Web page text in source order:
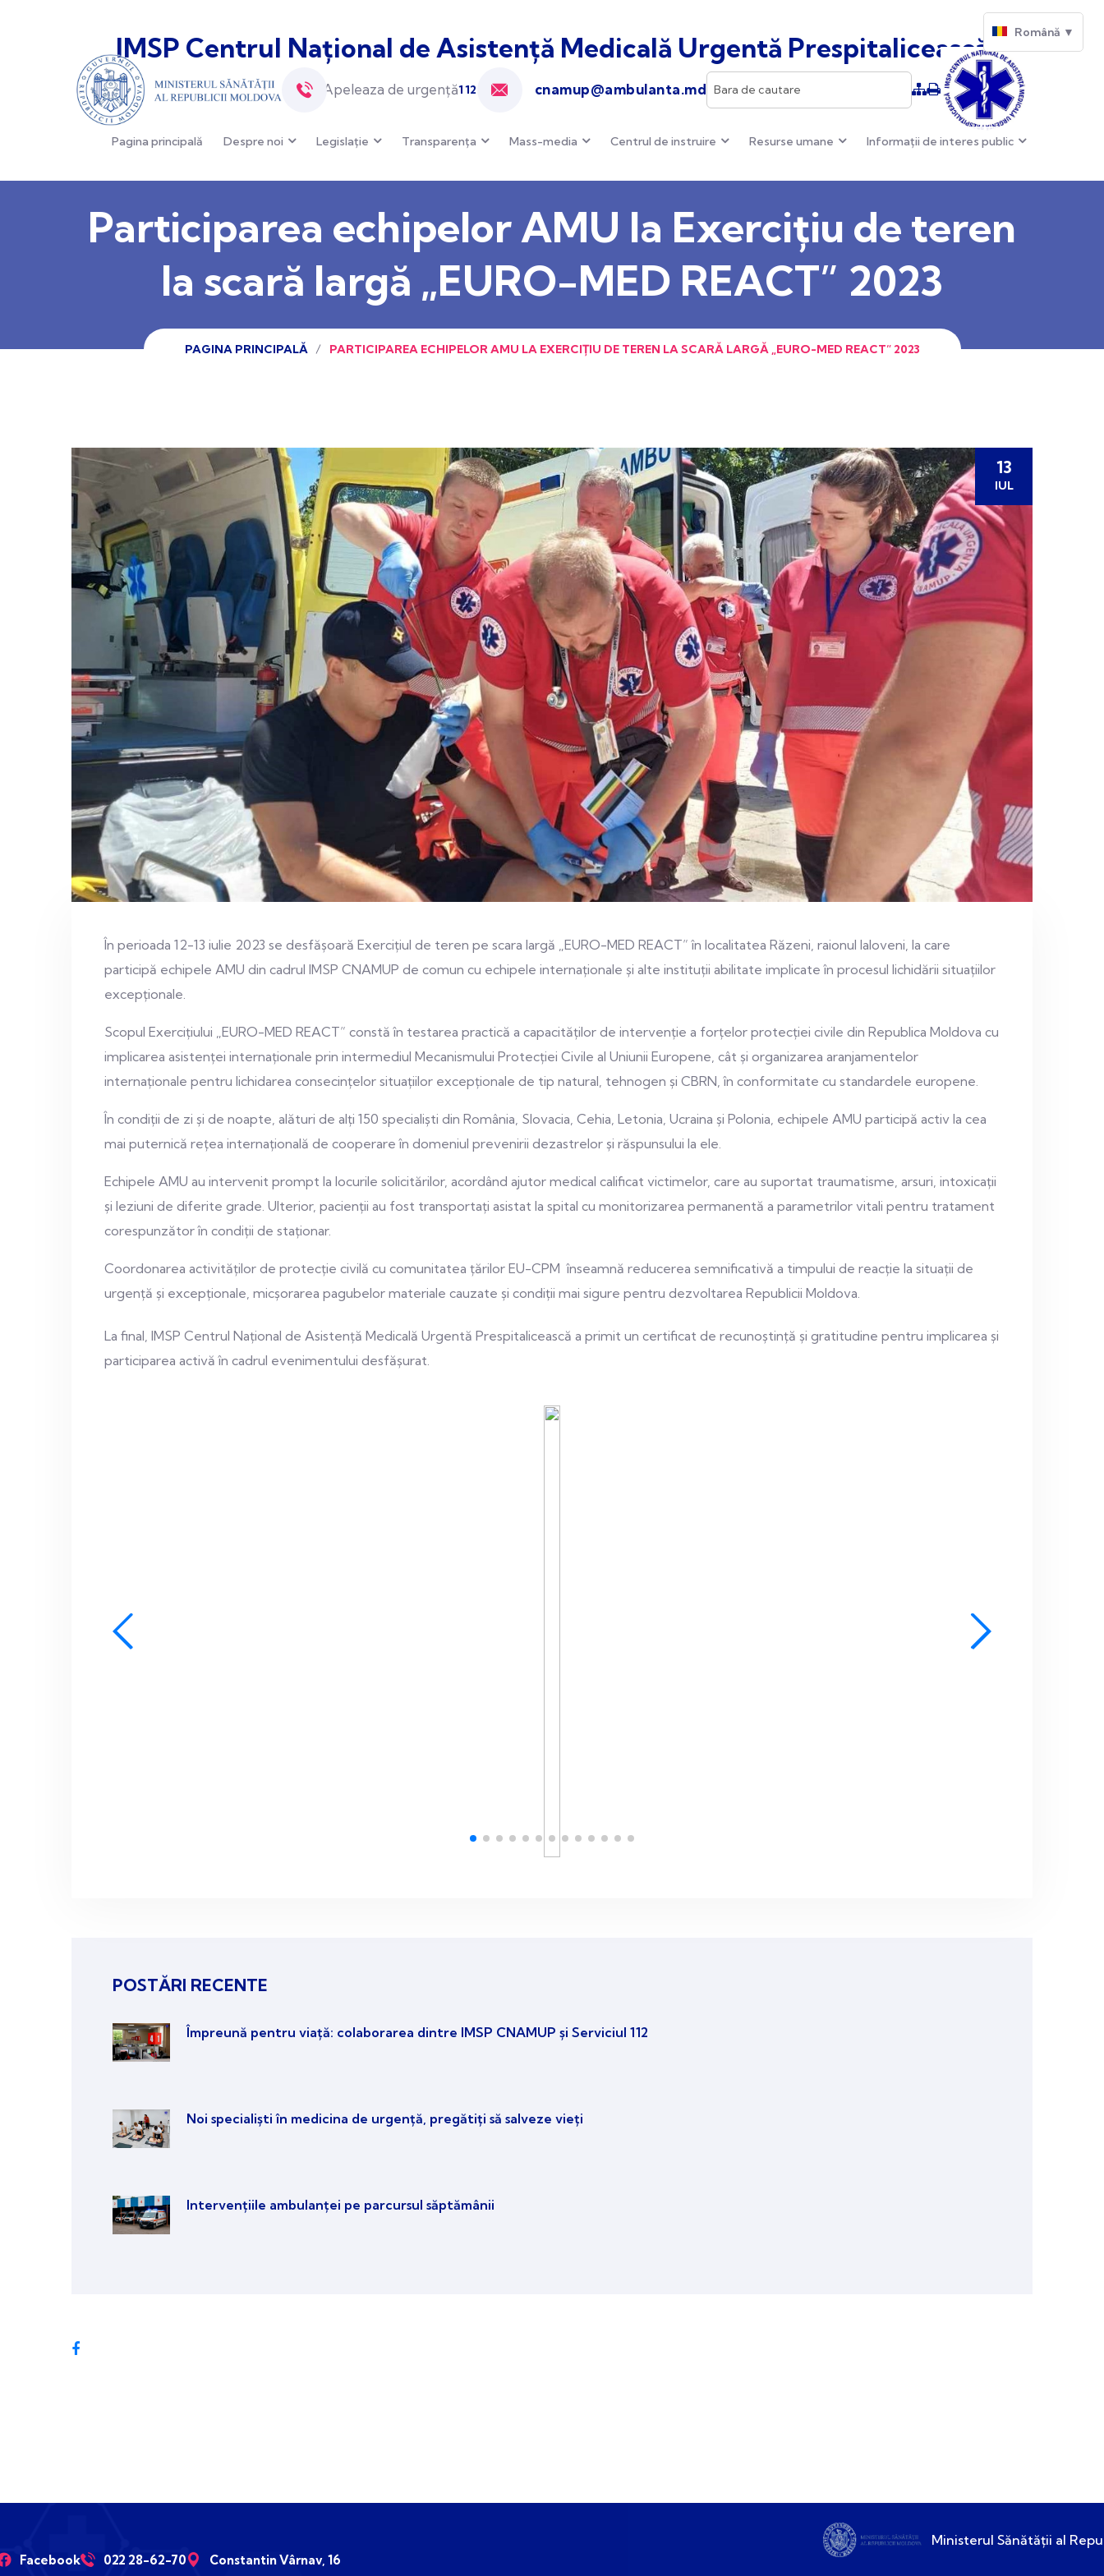
IMSP Centrul Național de Asistență Medicală Urgentă Prespitalicească
Apeleaza de urgență112 cnamup@ambulanta.md
Română ▼
Pagina principală Despre noi Legislație Transparența Mass-media Centrul de instruire Resurse umane Informații de interes public
Participarea echipelor AMU la Exercițiu de teren
la scară largă „EURO-MED REACT” 2023
PAGINA PRINCIPALĂ PARTICIPAREA ECHIPELOR AMU LA EXERCIȚIU DE TEREN LA SCARĂ LARGĂ „EURO-MED REACT” 2023
13
IUL
În perioada 12-13 iulie 2023 se desfășoară Exercițiul de teren pe scara largă „EURO-MED REACT” în localitatea Răzeni, raionul Ialoveni, la care
participă echipele AMU din cadrul IMSP CNAMUP de comun cu echipele internaționale și alte instituții abilitate implicate în procesul lichidării situațiilor
excepționale.
Scopul Exercițiului „EURO-MED REACT” constă în testarea practică a capacităților de intervenție a forțelor protecției civile din Republica Moldova cu
implicarea asistenței internaționale prin intermediul Mecanismului Protecției Civile al Uniunii Europene, cât și organizarea aranjamentelor
internaționale pentru lichidarea consecințelor situațiilor excepționale de tip natural, tehnogen și CBRN, în conformitate cu standardele europene.
În condiții de zi și de noapte, alături de alți 150 specialiști din România, Slovacia, Cehia, Letonia, Ucraina și Polonia, echipele AMU participă activ la cea
mai puternică rețea internațională de cooperare în domeniul prevenirii dezastrelor și răspunsului la ele.
Echipele AMU au intervenit prompt la locurile solicitărilor, acordând ajutor medical calificat victimelor, care au suportat traumatisme, arsuri, intoxicații
și leziuni de diferite grade. Ulterior, pacienții au fost transportați asistat la spital cu monitorizarea permanentă a parametrilor vitali pentru tratament
corespunzător în condiții de staționar.
Coordonarea activităților de protecție civilă cu comunitatea țărilor EU-CPM înseamnă reducerea semnificativă a timpului de reacție la situații de
urgență și excepționale, micșorarea pagubelor materiale cauzate și condiții mai sigure pentru dezvoltarea Republicii Moldova.
La final, IMSP Centrul Național de Asistență Medicală Urgentă Prespitalicească a primit un certificat de recunoștință și gratitudine pentru implicarea și
participarea activă în cadrul evenimentului desfășurat.
POSTĂRI RECENTE
Împreună pentru viață: colaborarea dintre IMSP CNAMUP și Serviciul 112
Noi specialiști în medicina de urgență, pregătiți să salveze vieți
Intervențiile ambulanței pe parcursul săptămânii
Facebook 022 28-62-70 Constantin Vârnav, 16
Ministerul Sănătății al